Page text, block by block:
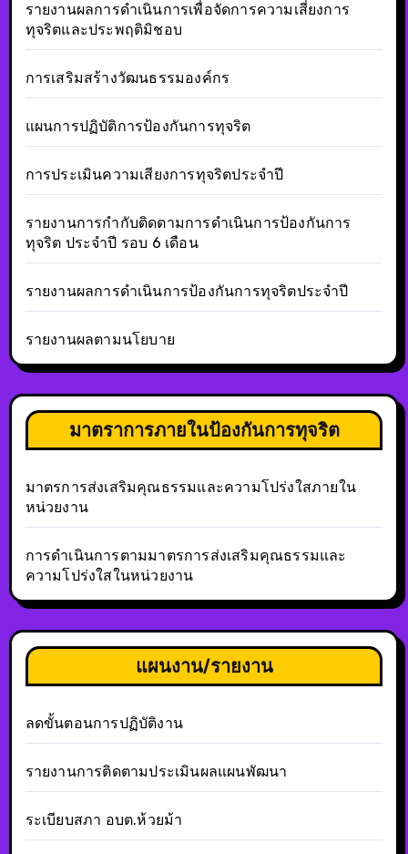
รายงานผลการดำเนินการเพื่อจัดการความเสี่ยงการ
ทุจริตและประพฤติมิชอบ
การเสริมสร้างวัฒนธรรมองค์กร
แผนการปฏิบัติการป้องกันการทุจริต
การประเมินความเสียงการทุจริตประจำปี
รายงานการกำกับติดตามการดำเนินการป้องกันการ
ทุจริต ประจำปี รอบ 6 เดือน
รายงานผลการดำเนินการป้องกันการทุจริตประจำปี
รายงานผลตามนโยบาย
มาตราการภายในป้องกันการทุจริต
มาตรการส่งเสริมคุณธรรมและความโปร่งใสภายใน
หน่วยงาน
การดำเนินการตามมาตรการส่งเสริมคุณธรรมและ
ความโปร่งใสในหน่วยงาน
แผนงาน/รายงาน
ลดขั้นตอนการปฏิบัติงาน
รายงานการติดตามประเมินผลแผนพัฒนา
ระเบียบสภา อบต.ห้วยม้า